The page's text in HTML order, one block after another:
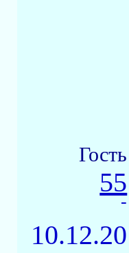
Гость
55
-
10.12.20